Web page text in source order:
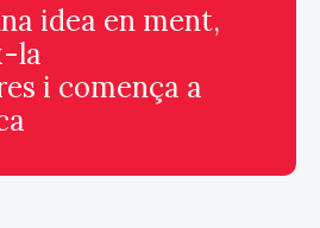
idea en ment,
la
i comença a